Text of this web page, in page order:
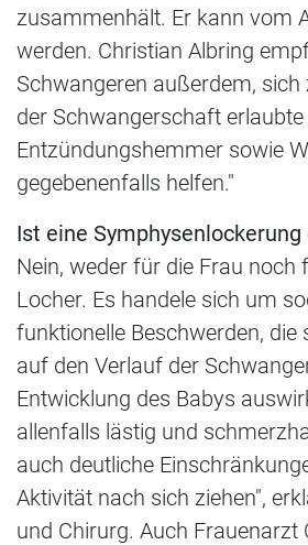
zusammenhält. Er kann vom
werden. Christian Albring
Schwangeren außerdem, sich
der Schwangerschaft
Entzündungshemmer sowie
gegebenenfalls helfen."
Ist eine
Nein, weder für die Frau noch
Locher. Es handele sich um
funktionelle Beschwerden, die
auf den Verlauf der
Entwicklung des Babys
allenfalls lästig und
auch deutliche
Aktivität nach sich ziehen",
und Chirurg. Auch Frauenarzt